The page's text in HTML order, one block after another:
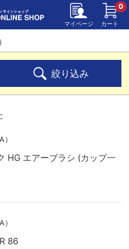
マイページ カート
0
絞り込み
HG エアーブラシ (カップ一
86